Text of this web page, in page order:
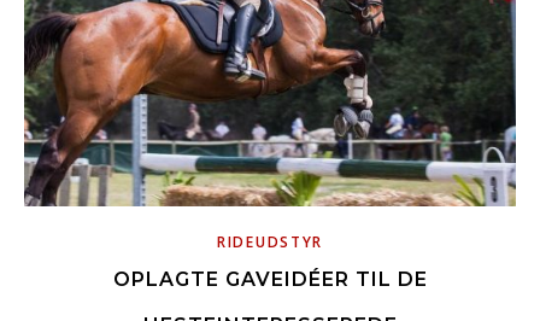
RIDEUDSTYR
OPLAGTE GAVEIDÉER TIL DE